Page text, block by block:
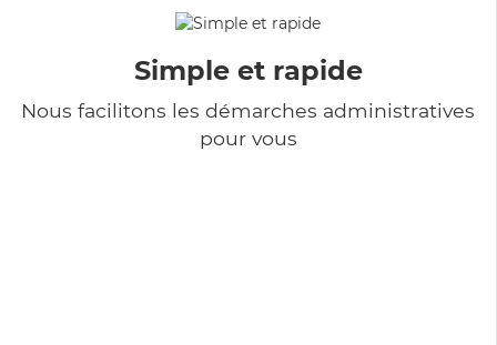
Simple et rapide
Nous facilitons les démarches administratives
pour vous